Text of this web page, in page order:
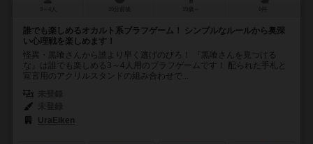
誰でも楽しめるオカルト系ブラフゲーム！ シンプルなルールから奥深
い心理戦を楽しめます！
怪異・黒喰さんから誰より早く逃げのびろ！ 『黒喰さんを見つける
な』は誰でも楽しめる3～4人用のブラフゲームです！ 配られた手札と
宣言用のアクリルスタンドの組み合わせで...
UraEiken